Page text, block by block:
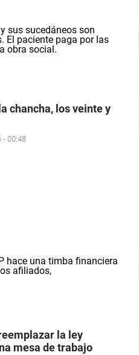
chancha, los veinte y
- 00:48
la ley
mesa de trabajo